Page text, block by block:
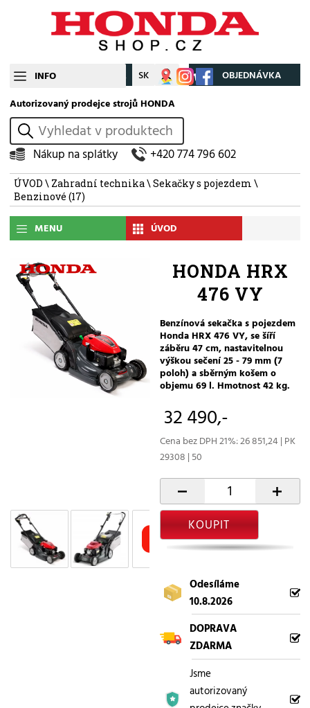
INFO CZ SK Můj účet OBJEDNÁVKA
Autorizovaný prodejce strojů HONDA
vyhledat
Nákup na splátky +420 774 796 602
ÚVOD \ Zahradní technika\Sekačky s pojezdem \
Benzinové (17)
MENU ÚVOD
HONDA HRX
476 VY
Benzínová sekačka s pojezdem
Honda HRX 476 VY, se šíří
záběru 47 cm, nastavitelnou
výškou sečení 25 - 79 mm (7
poloh) a sběrným košem o
objemu 69 l. Hmotnost 42 kg.
32 490,-
Cena bez DPH 21%: 26 851,24 | PK
29308 | 50
- +
KOUPIT
Odesíláme
10.8.2026
DOPRAVA
ZDARMA
Jsme
autorizovaný